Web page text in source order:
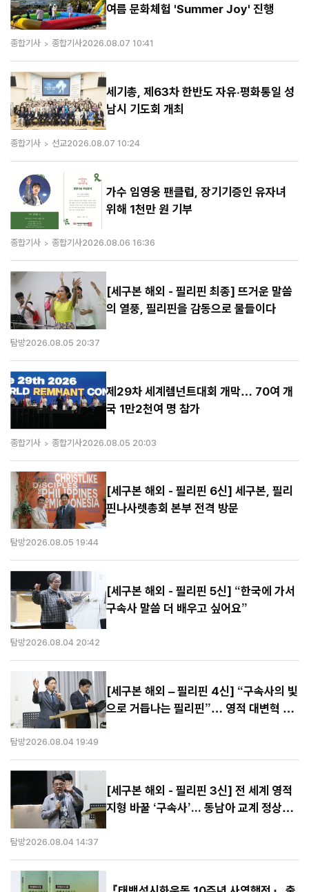
여름 문화체험 'Summer Joy' 진행
종합기사 종합기사2026.08.07 10:41
세기총, 제63차 한반도 자유·평화통일 성
남시 기도회 개최
종합기사 선교2026.08.07 10:24
가수 임영웅 팬클럽, 장기기증인 유자녀
위해 1천만 원 기부
종합기사 종합기사2026.08.06 16:36
[세구본 해외 - 필리핀 최종] 뜨거운 말씀
의 열풍, 필리핀을 감동으로 물들이다
탐방2026.08.05 20:37
제29차 세계렘넌트대회 개막… 70여 개
국 1만2천여 명 참가
종합기사 종합기사2026.08.05 20:03
[세구본 해외 - 필리핀 6신] 세구본, 필리
핀나사렛총회 본부 전격 방문
탐방2026.08.05 19:44
[세구본 해외 - 필리핀 5신] “한국에 가서
구속사 말씀 더 배우고 싶어요”
탐방2026.08.04 20:42
[세구본 해외 – 필리핀 4신] “구속사의 빛
으로 거듭나는 필리핀”… 영적 대변혁 선
탐방2026.08.04 19:49
[세구본 해외 - 필리핀 3신] 전 세계 영적
지형 바꿀 ‘구속사’... 동남아 교계 정상도
탐방2026.08.04 14:37